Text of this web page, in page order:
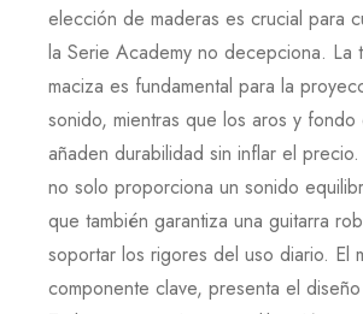
elección de maderas es crucial para
la Serie Academy no decepciona. La
maciza es fundamental para la
sonido, mientras que los aros y fondo
añaden durabilidad sin inflar el
no solo proporciona un sonido
que también garantiza una guitarra
soportar los rigores del uso diario. El
componente clave, presenta el